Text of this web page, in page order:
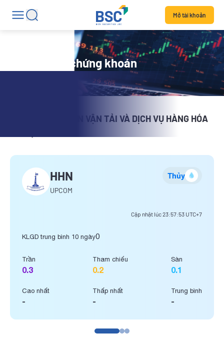
Mở tài khoản
Chi tiết mã chứng khoán
CÔNG TY CỔ PHẦN VẬN TẢI VÀ DỊCH VỤ HÀNG HÓA
HHN
UPCOM
Thủy
Cập nhật lúc23:57:53 UTC+7
KLGD trung bình 10 ngày0
Trần
0.3
Cao nhất
-
Tham chiếu
0.2
Thấp nhất
-
Sàn
0.1
Trung bình
-